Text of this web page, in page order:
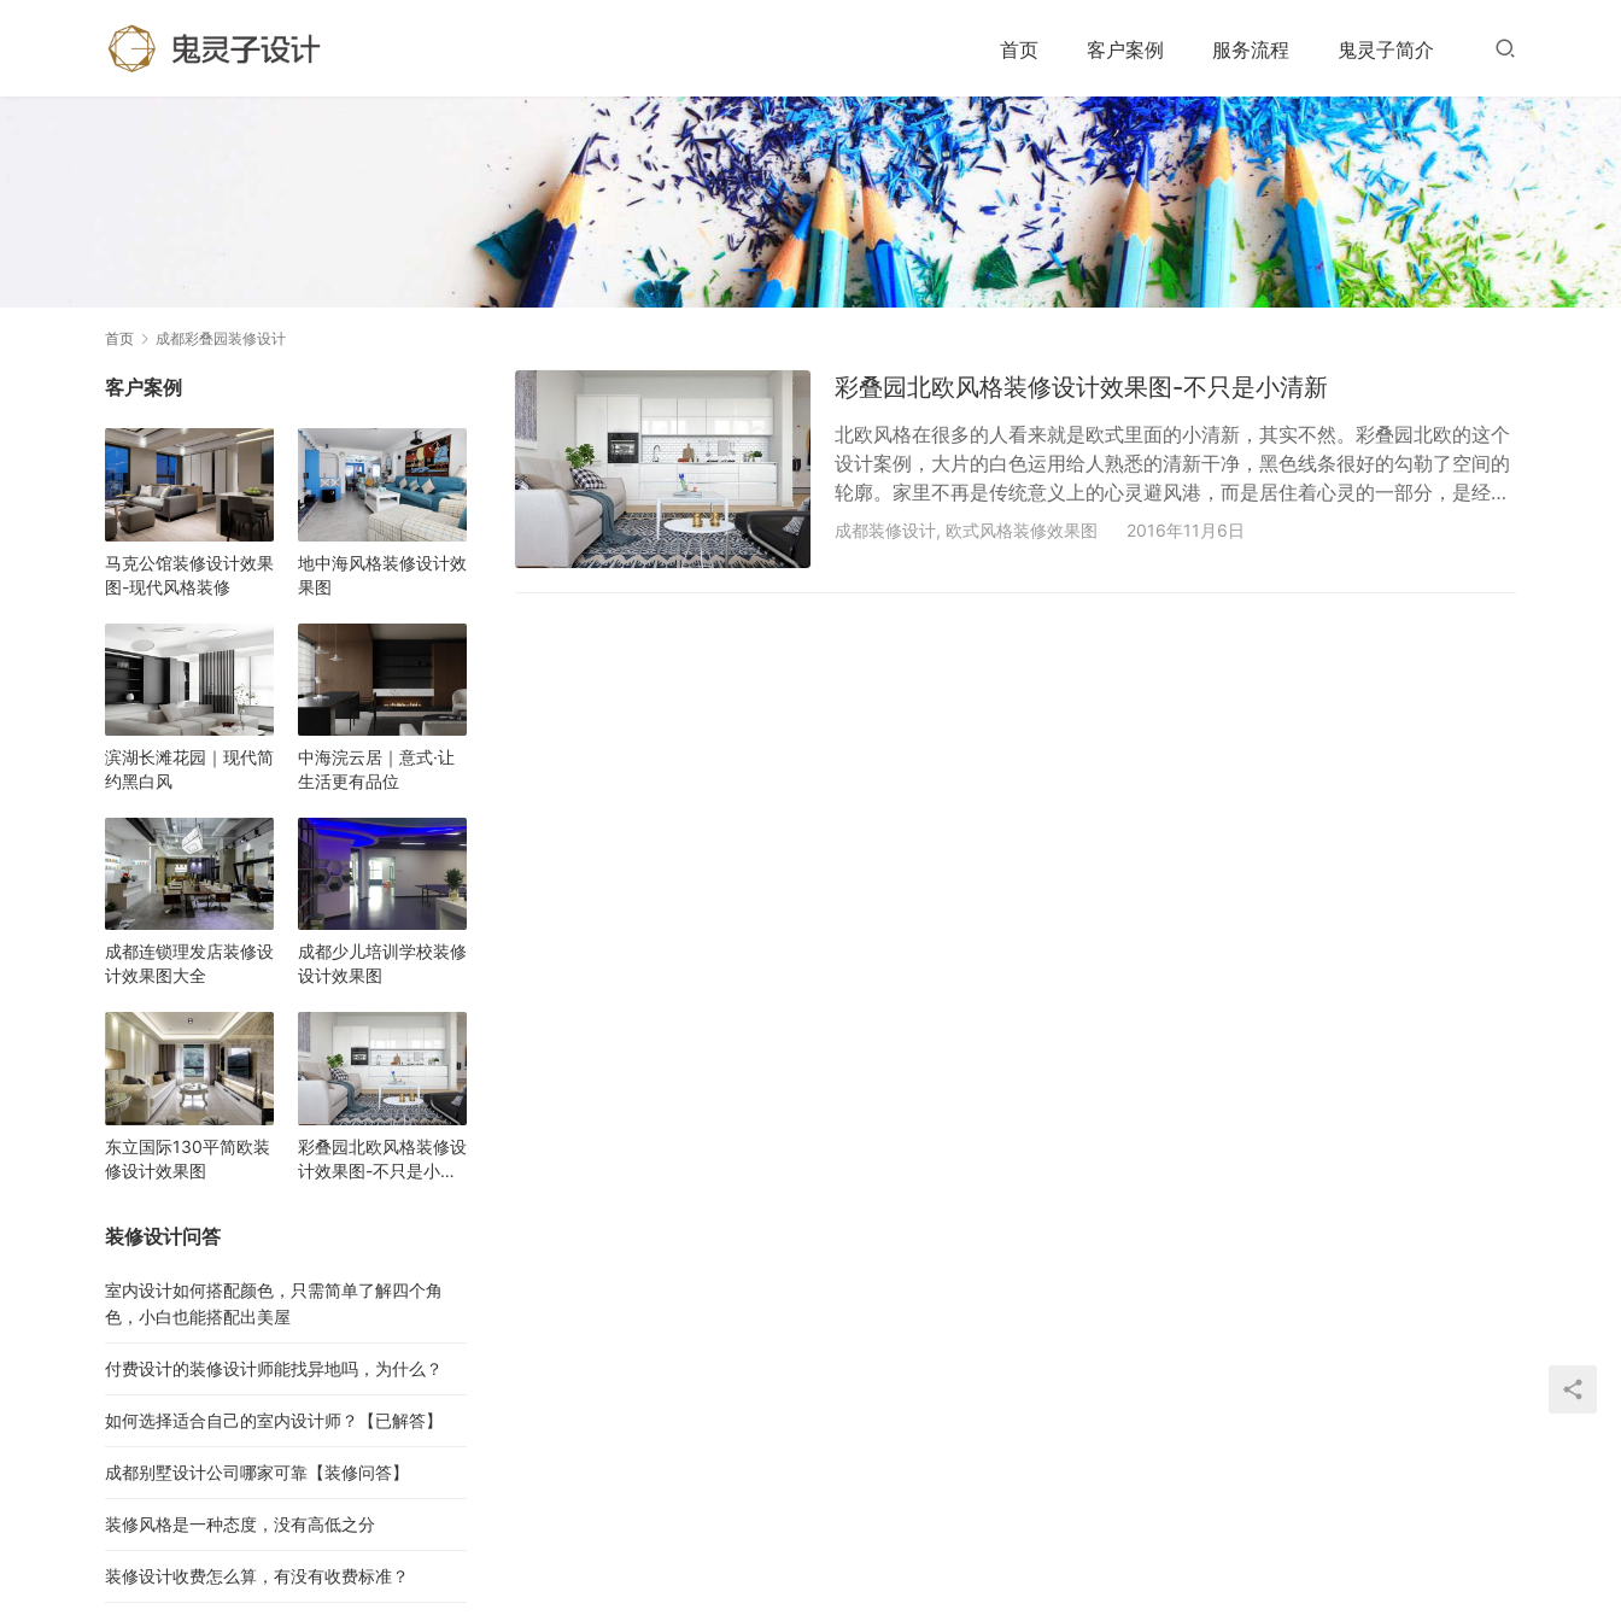
首页 客户案例 服务流程 鬼灵子简介
首页 成都彩叠园装修设计
彩叠园北欧风格装修设计效果图-不只是小清新
北欧风格在很多的人看来就是欧式里面的小清新，其实不然。彩叠园北欧的这个
设计案例，大片的白色运用给人熟悉的清新干净，黑色线条很好的勾勒了空间的
轮廓。家里不再是传统意义上的心灵避风港，而是居住着心灵的一部分，是经岁
月历练之后，对简单纯粹的重新解读，是回归本真，是体会了生活的所有，以淡
成都装修设计, 欧式风格装修效果图 2016年11月6日
客户案例
马克公馆装修设计效果
图-现代风格装修
地中海风格装修设计效
果图
滨湖长滩花园｜现代简
约黑白风
中海浣云居｜意式·让
生活更有品位
成都连锁理发店装修设
计效果图大全
成都少儿培训学校装修
设计效果图
东立国际130平简欧装
修设计效果图
彩叠园北欧风格装修设
计效果图-不只是小清
装修设计问答
室内设计如何搭配颜色，只需简单了解四个角
色，小白也能搭配出美屋
付费设计的装修设计师能找异地吗，为什么？
如何选择适合自己的室内设计师？【已解答】
成都别墅设计公司哪家可靠【装修问答】
装修风格是一种态度，没有高低之分
装修设计收费怎么算，有没有收费标准？